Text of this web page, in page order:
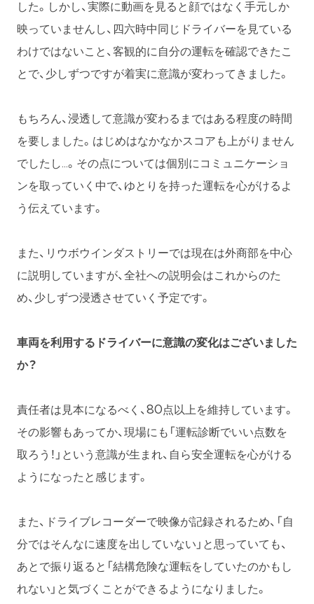
した。しかし、実際に動画を見ると顔ではなく手元しか
映っていませんし、四六時中同じドライバーを見ている
わけではないこと、客観的に自分の運転を確認できたこ
とで、少しずつですが着実に意識が変わってきました。
もちろん、浸透して意識が変わるまではある程度の時間
を要しました。はじめはなかなかスコアも上がりません
でしたし…。その点については個別にコミュニケーショ
ンを取っていく中で、ゆとりを持った運転を心がけるよ
う伝えています。
また、リウボウインダストリーでは現在は外商部を中心
に説明していますが、全社への説明会はこれからのた
め、少しずつ浸透させていく予定です。
車両を利用するドライバーに意識の変化はございました
か？
責任者は見本になるべく、80点以上を維持しています。
その影響もあってか、現場にも「運転診断でいい点数を
取ろう！」という意識が生まれ、自ら安全運転を心がける
ようになったと感じます。
また、ドライブレコーダーで映像が記録されるため、「自
分ではそんなに速度を出していない」と思っていても、
あとで振り返ると「結構危険な運転をしていたのかもし
れない」と気づくことができるようになりました。